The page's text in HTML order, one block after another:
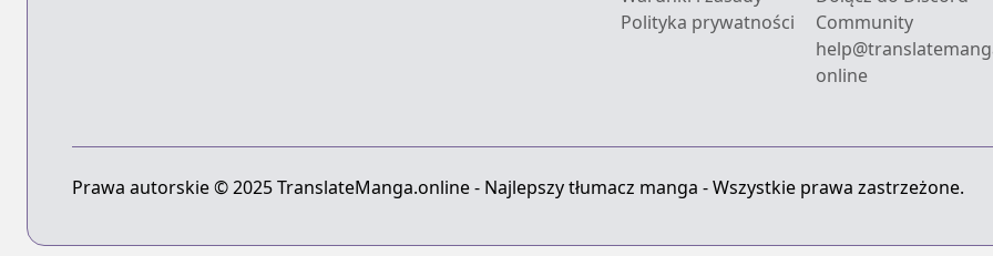
Polityka prywatności
Community
online
Prawa autorskie © 2025 TranslateManga.online - Najlepszy tłumacz manga - Wszystkie prawa zastrzeżone.